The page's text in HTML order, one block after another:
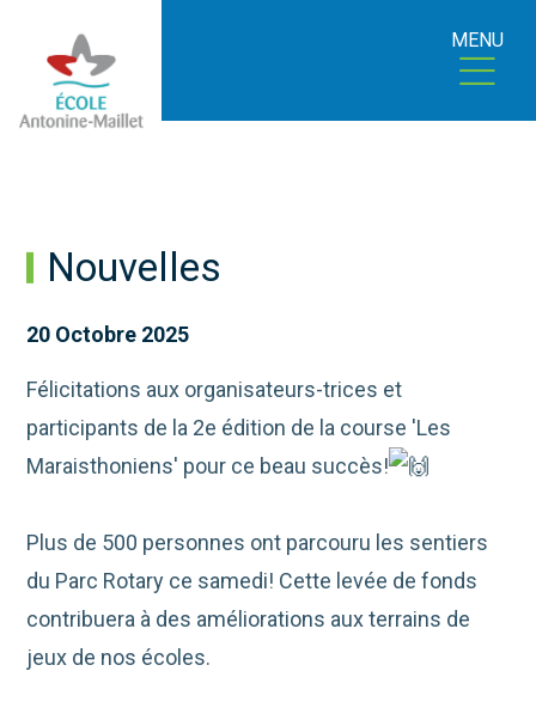
MENU
Nouvelles
20 Octobre 2025
Félicitations aux organisateurs-trices et
participants de la 2e édition de la course 'Les
Maraisthoniens' pour ce beau succès!
Plus de 500 personnes ont parcouru les sentiers
du Parc Rotary ce samedi! Cette levée de fonds
contribuera à des améliorations aux terrains de
jeux de nos écoles.